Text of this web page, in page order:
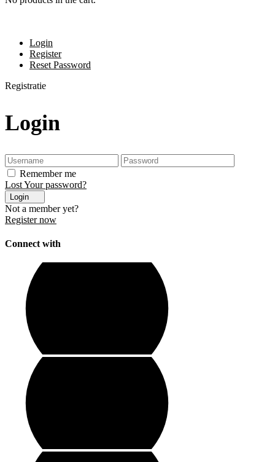
Login
Register
Reset Password
Registratie
Login
Remember me
Lost Your password?
Login
Not a member yet?
Register now
Connect with